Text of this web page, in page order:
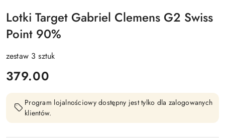
Lotki Target Gabriel Clemens G2 Swiss
Point 90%
zestaw 3 sztuk
cena:
379.00
Program lojalnościowy dostępny jest tylko dla zalogowanych
klientów.